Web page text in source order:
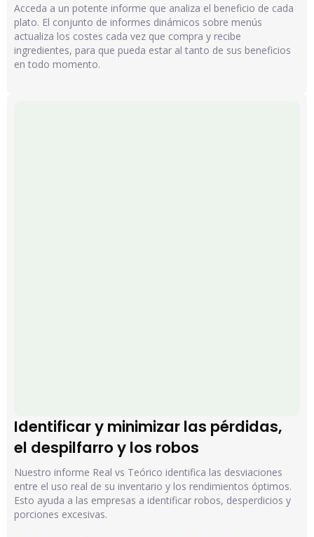
Acceda a un potente informe que analiza el beneficio de cada
plato. El conjunto de informes dinámicos sobre menús
actualiza los costes cada vez que compra y recibe
ingredientes, para que pueda estar al tanto de sus beneficios
en todo momento.
Identificar y minimizar las pérdidas,
el despilfarro y los robos
Nuestro informe Real vs Teórico identifica las desviaciones
entre el uso real de su inventario y los rendimientos óptimos.
Esto ayuda a las empresas a identificar robos, desperdicios y
porciones excesivas.